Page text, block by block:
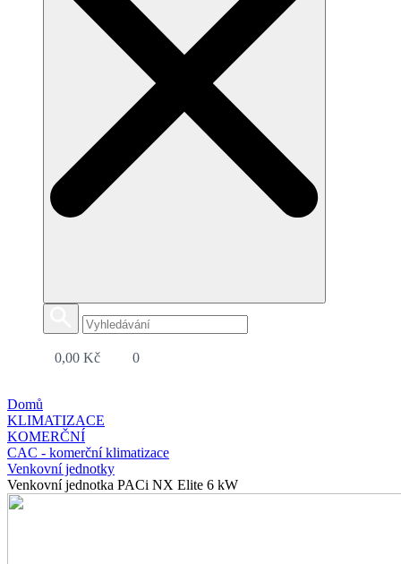
0,00 Kč 0
Domů
KLIMATIZACE
KOMERČNÍ
CAC - komerční klimatizace
Venkovní jednotky
Venkovní jednotka PACi NX Elite 6 kW